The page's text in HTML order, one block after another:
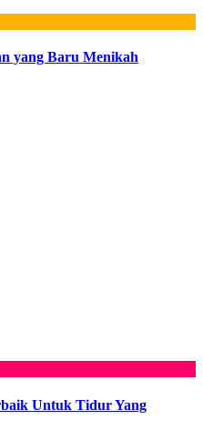
yang Baru Menikah
Untuk Tidur Yang